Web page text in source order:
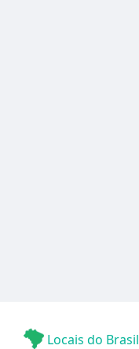
Locais do Brasil